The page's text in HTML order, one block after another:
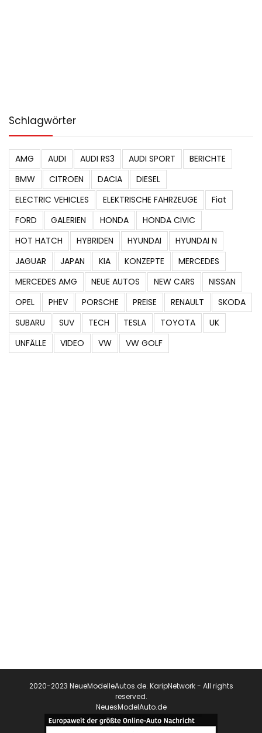
Schlagwörter
AMG AUDI AUDI RS3 AUDI SPORT
BERICHTE
BMW
CITROEN DACIA
DIESEL
ELECTRIC VEHICLES
ELEKTRISCHE FAHRZEUGE
Fiat
FORD
GALERIEN HONDA
HONDA CIVIC
HOT HATCH
HYBRIDEN HYUNDAI
HYUNDAI N
JAGUAR
JAPAN KIA KONZEPTE
MERCEDES
MERCEDES AMG
NEUE AUTOS NEW CARS
NISSAN
OPEL
PHEV PORSCHE PREISE RENAULT
SKODA
SUBARU
SUV TECH TESLA TOYOTA
UK
UNFÄLLE
VIDEO VW VW GOLF
2020-2023 NeueModelleAutos.de. KaripNetwork - All rights
reserved.
NeuesModelAuto.de